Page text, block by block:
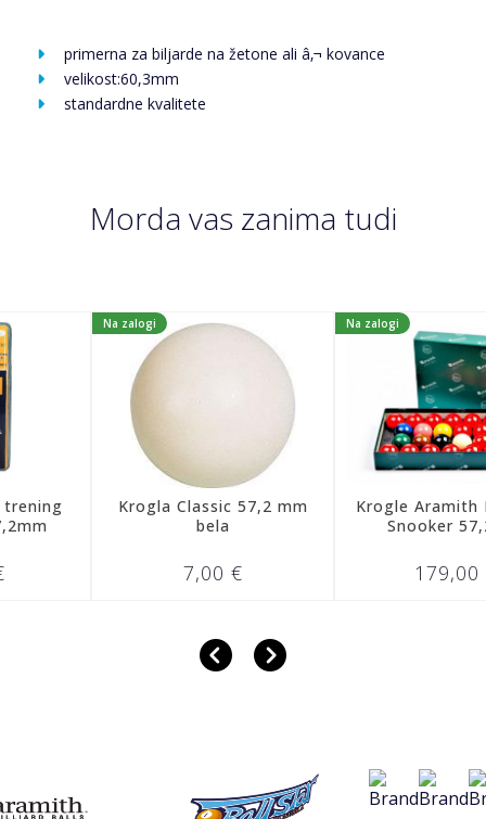
primerna za biljarde na žetone ali â‚¬ kovance
velikost:60,3mm
standardne kvalitete
Morda vas zanima tudi
Na zalogi
Krogla Classic 57,2 mm
7,00 €
Na zalogi
Krogle Aramith
Snooker 57,2mm
179,00 €